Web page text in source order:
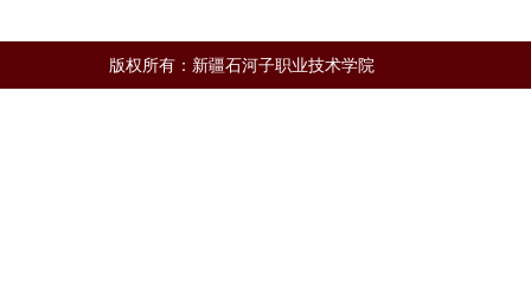
版权所有：新疆石河子职业技术学院